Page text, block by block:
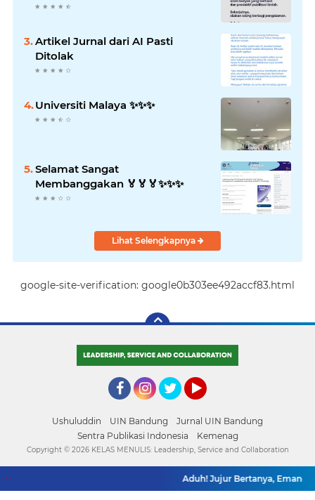
Artikel Jurnal dari AI Pasti
Ditolak
Universiti Malaya ✨️✨️✨️
Selamat Sangat
Membanggakan 🏅🏅🏅✨️✨️✨️
Lihat Selengkapnya
google-site-verification: google0b303ee492accf83.html
Ushuluddin UIN Bandung
Jurnal UIN Bandung
Sentra Publikasi Indonesia
Kemenag
Aduh! Jujur Bertanya, Emang Bisa
Copyright © 2026 KELAS MENULIS: Leadership, Service and Collaboration